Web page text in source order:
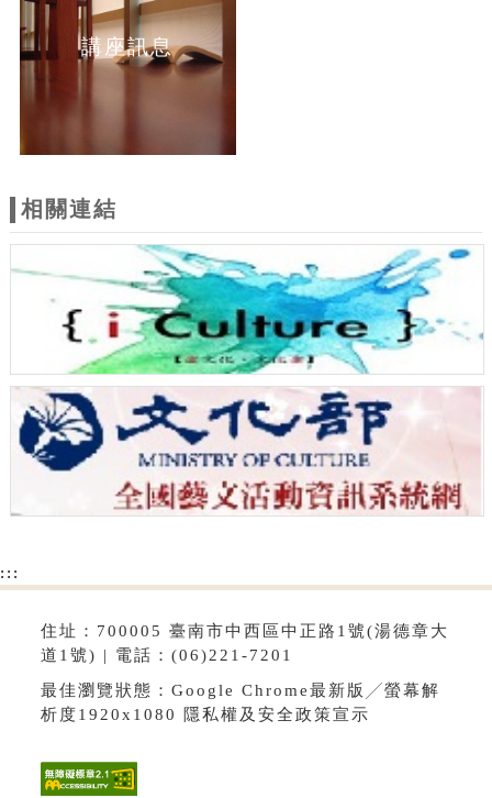
講座訊息
相關連結
:::
住址：700005 臺南市中西區中正路1號(湯德章大
道1號) | 電話：(06)221-7201
最佳瀏覽狀態：Google Chrome最新版╱螢幕解
析度1920x1080 隱私權及安全政策宣示